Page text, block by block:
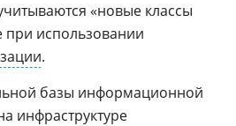
«новые классы
при использовании
.
базы информационной
инфраструктуре